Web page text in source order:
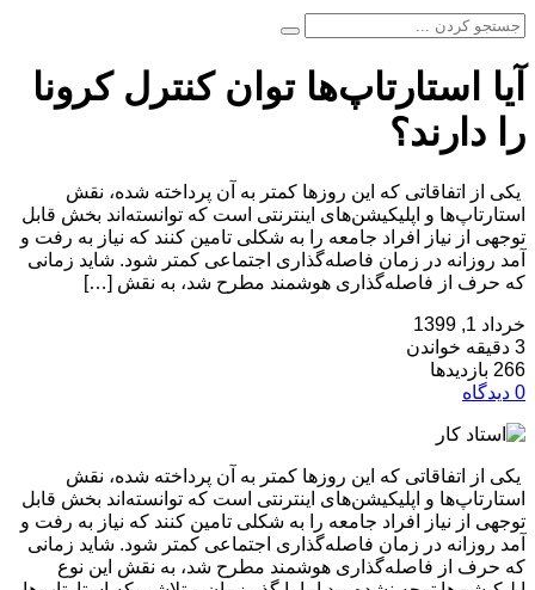
آیا استارتاپ‌ها توان کنترل کرونا
را دارند؟
یکی از اتفاقاتی که این روزها کمتر به آن پرداخته شده، نقش
استارتاپ‌ها و اپلیکیشن‌های اینترنتی است که توانسته‌اند بخش قابل
توجهی از نیاز افراد جامعه را به شکلی تامین کنند که نیاز به رفت و
آمد روزانه در زمان فاصله‌گذاری اجتماعی کمتر شود. شاید زمانی
که حرف از فاصله‌گذاری هوشمند مطرح شد، به نقش […]
خرداد 1, 1399
3 دقیقه خواندن
266 بازدیدها
0 دیدگاه
یکی از اتفاقاتی که این روزها کمتر به آن پرداخته شده، نقش
استارتاپ‌ها و اپلیکیشن‌های اینترنتی است که توانسته‌اند بخش قابل
توجهی از نیاز افراد جامعه را به شکلی تامین کنند که نیاز به رفت و
آمد روزانه در زمان فاصله‌گذاری اجتماعی کمتر شود. شاید زمانی
که حرف از فاصله‌گذاری هوشمند مطرح شد، به نقش این نوع